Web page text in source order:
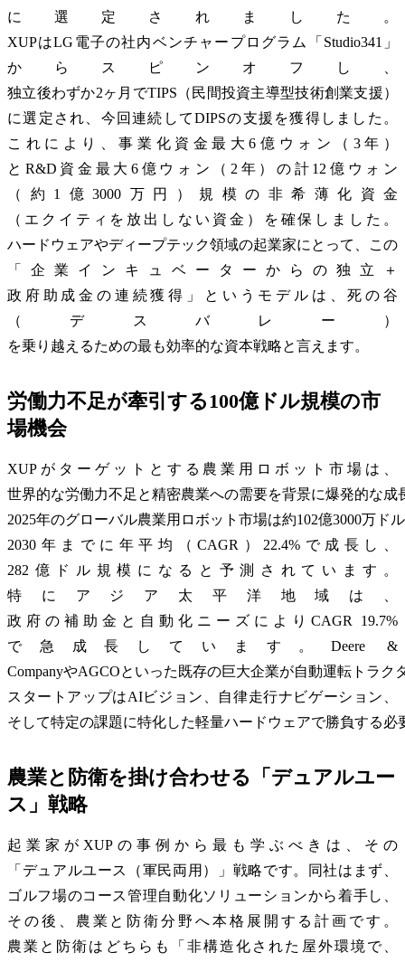
に選定されました。
XUPはLG電子の社内ベンチャープログラム「Studio341」
からスピンオフし、
独立後わずか2ヶ月でTIPS（民間投資主導型技術創業支援）
に選定され、今回連続してDIPSの支援を獲得しました。
これにより、事業化資金最大6億ウォン（3年）
とR&D資金最大6億ウォン（2年）の計12億ウォン
（約1億3000万円）規模の非希薄化資金
（エクイティを放出しない資金）を確保しました。
ハードウェアやディープテック領域の起業家にとって、この
「企業インキュベーターからの独立＋
政府助成金の連続獲得」というモデルは、死の谷
（デスバレー）
を乗り越えるための最も効率的な資本戦略と言えます。
労働力不足が牽引する100億ドル規模の市
場機会
XUPがターゲットとする農業用ロボット市場は、
世界的な労働力不足と精密農業への需要を背景に爆発的な成
2025年のグローバル農業用ロボット市場は約102億3000万ド
2030年までに年平均（CAGR）22.4%で成長し、
282億ドル規模になると予測されています。
特にアジア太平洋地域は、
政府の補助金と自動化ニーズによりCAGR 19.7%
で急成長しています。Deere &
CompanyやAGCOといった既存の巨大企業が自動運転トラク
スタートアップはAIビジョン、自律走行ナビゲーション、
そして特定の課題に特化した軽量ハードウェアで勝負する必
農業と防衛を掛け合わせる「デュアルユー
ス」戦略
起業家がXUPの事例から最も学ぶべきは、その
「デュアルユース（軍民両用）」戦略です。同社はまず、
ゴルフ場のコース管理自動化ソリューションから着手し、
その後、農業と防衛分野へ本格展開する計画です。
農業と防衛はどちらも「非構造化された屋外環境で、